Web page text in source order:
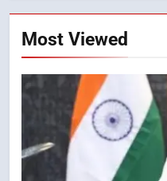
Most Viewed